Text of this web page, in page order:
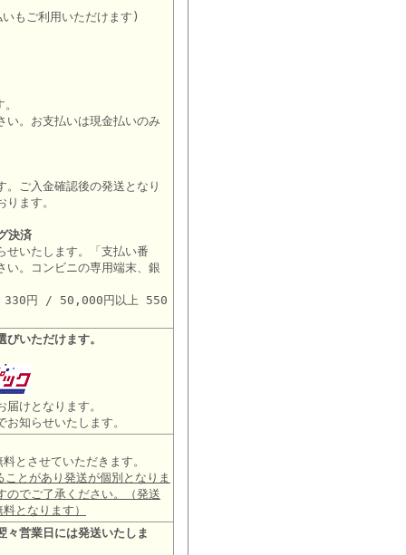
もご利用いただけます)
い。お支払いは現金払いのみ
ご入金確認後の発送となり
ます。
決済
せいたします。「支払い番
い。コンビニの専用端末、銀
330円 / 50,000円以上 550
いただけます。
けとなります。
知らせいたします。
とさせていただきます。
とがあり発送が個別となりま
のでご了承ください。（発送
となります）
々営業日には発送いたしま